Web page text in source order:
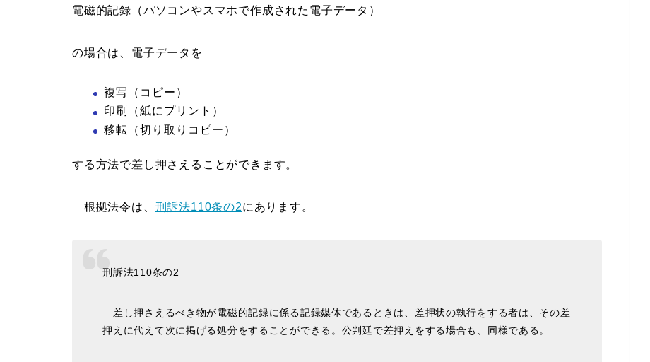
電磁的記録（パソコンやスマホで作成された電子データ）
の場合は、電子データを
複写（コピー）
印刷（紙にプリント）
移転（切り取りコピー）
する方法で差し押さえることができます。
根拠法令は、 刑訴法110条の2にあります。
刑訴法110条の2
差し押さえるべき物が電磁的記録に係る記録媒体であるときは、差押状の執行をする者は、その差
押えに代えて次に掲げる処分をすることができる。公判廷で差押えをする場合も、同様である。